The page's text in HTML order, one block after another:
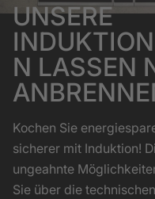
UNSERE
N LASSEN
Kochen Sie
sicherer mit Induktion!
ungeahnte
Sie über die